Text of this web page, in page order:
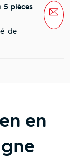
5 pièces
de-
en